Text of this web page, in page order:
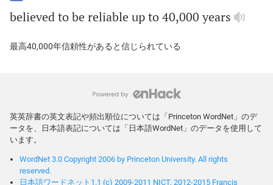
believedtobe reliable upto40,000years
最高40,000年信頼性があると信じられている
英英辞書の英文表記や頻出順位については「Princeton WordNet」のデ
ータを、日本語表記については「日本語WordNet」のデータを使用して
います。
WordNet 3.0 Copyright 2006 by Princeton University. All rights
reserved.
日本語ワードネット1.1 (c) 2009-2011 NICT, 2012-2015 Francis